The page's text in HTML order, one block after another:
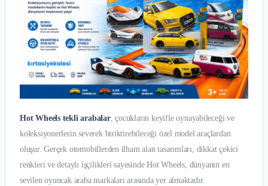
Hot Wheels tekli arabalar, çocukların keyifle oynayabileceği ve
koleksiyonerlerin severek biriktirebileceği özel model araçlardan
oluşur. Gerçek otomobillerden ilham alan tasarımları, dikkat çekici
renkleri ve detaylı işçilikleri sayesinde Hot Wheels, dünyanın en
sevilen oyuncak araba markaları arasında yer almaktadır.